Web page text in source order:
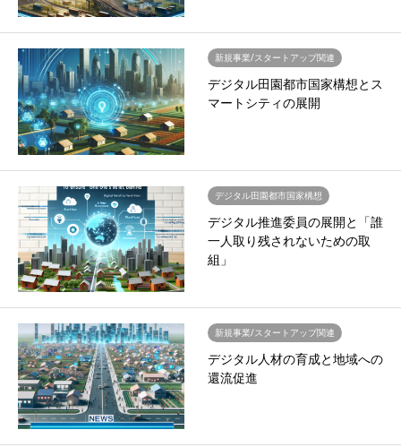
新規事業/スタートアップ関連
デジタル田園都市国家構想とス
マートシティの展開
デジタル田園都市国家構想
デジタル推進委員の展開と「誰
一人取り残されないための取
組」
新規事業/スタートアップ関連
デジタル人材の育成と地域への
還流促進